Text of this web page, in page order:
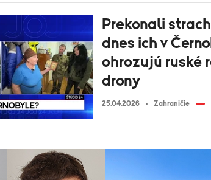
Prekonali
dnes ich v
ohrozujú ruské
drony
25.04.2026 Zahraničie